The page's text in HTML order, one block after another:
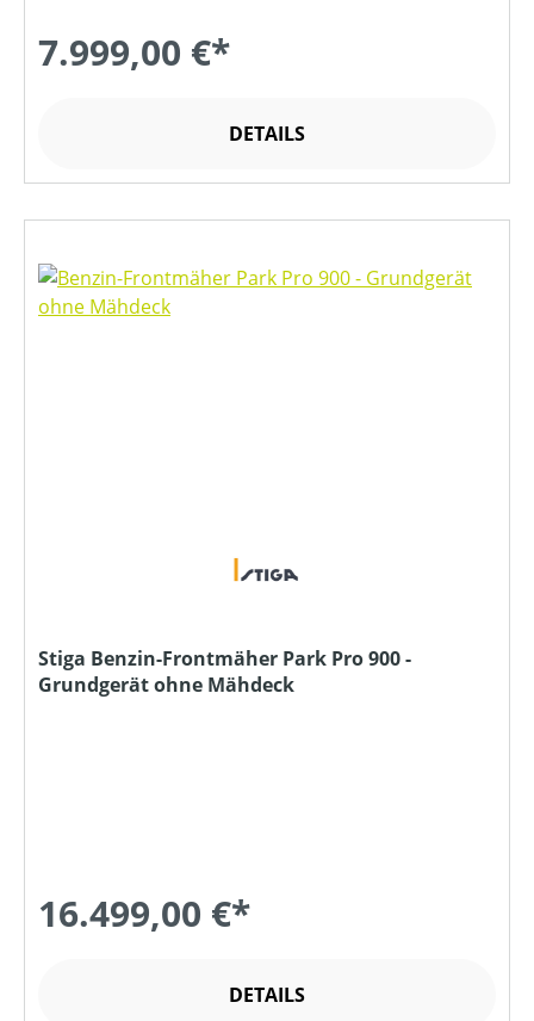
7.999,00 €*
DETAILS
Stiga Benzin-Frontmäher Park Pro 900 -
Grundgerät ohne Mähdeck
16.499,00 €*
DETAILS